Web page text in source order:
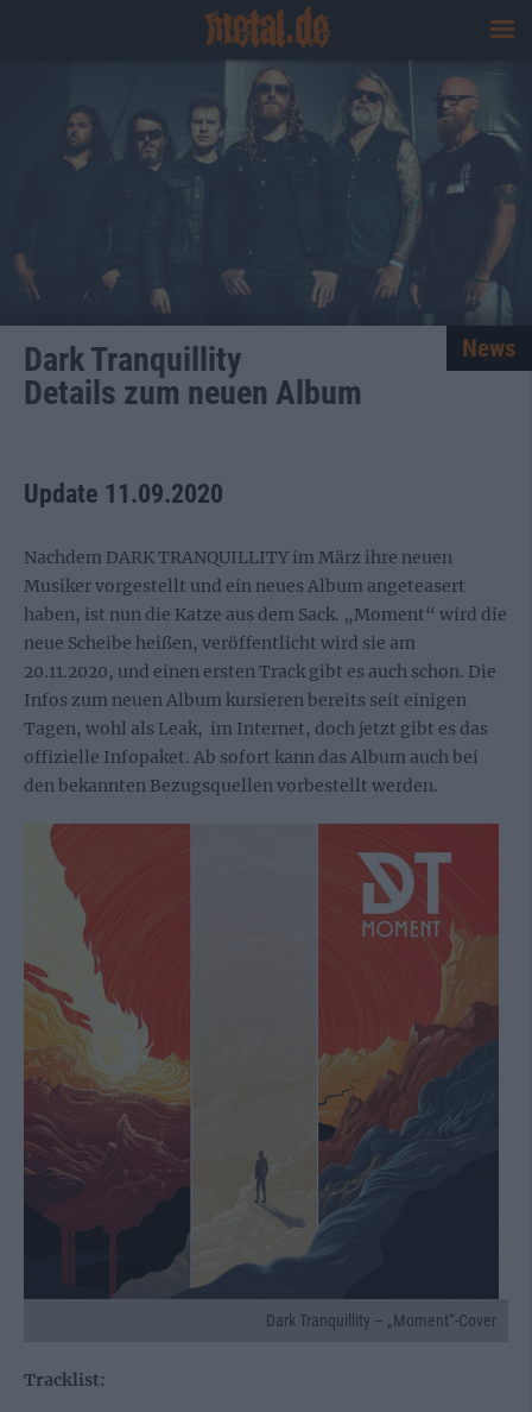
Dark Tranquillity
Details zum neuen Album
News
Update 11.09.2020
Nachdem DARK TRANQUILLITY im März ihre neuen
Musiker vorgestellt und ein neues Album angeteasert
haben, ist nun die Katze aus dem Sack. „Moment“ wird die
neue Scheibe heißen, veröffentlicht wird sie am
20.11.2020, und einen ersten Track gibt es auch schon. Die
Infos zum neuen Album kursieren bereits seit einigen
Tagen, wohl als Leak, im Internet, doch jetzt gibt es das
offizielle Infopaket. Ab sofort kann das Album auch bei
den bekannten Bezugsquellen vorbestellt werden.
Dark Tranquillity – „Moment“-Cover
Tracklist: